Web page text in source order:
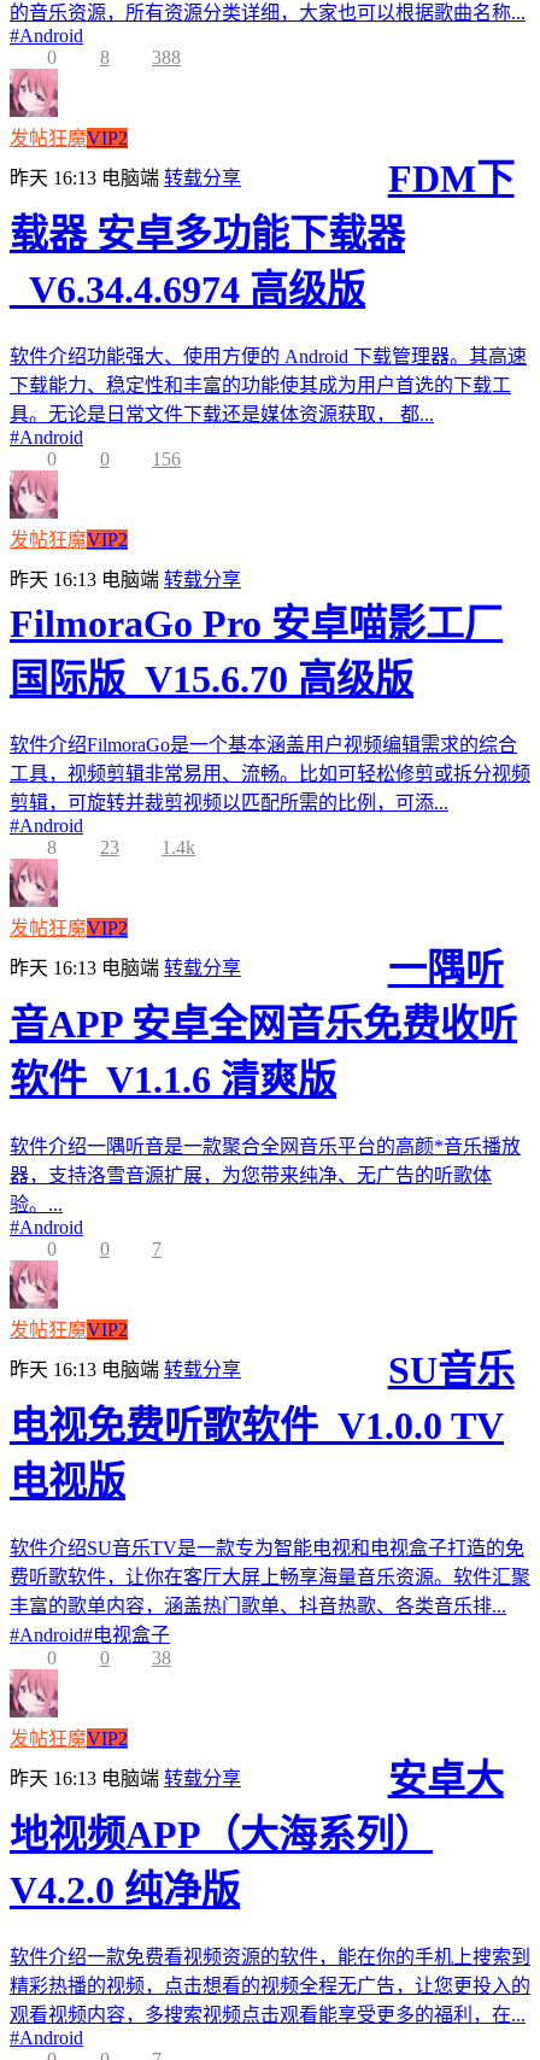
的音乐资源，所有资源分类详细，大家也可以根据歌曲名称...
#Android
0
8 388
发帖狂魔VIP2
昨天 16:13 电脑端 转载分享
FDM下
载器 安卓多功能下载器
_V6.34.4.6974 高级版
软件介绍功能强大、使用方便的 Android 下载管理器。其高速
下载能力、稳定性和丰富的功能使其成为用户首选的下载工
具。无论是日常文件下载还是媒体资源获取， 都...
#Android
0
0 156
发帖狂魔VIP2
昨天 16:13 电脑端 转载分享
FilmoraGo Pro 安卓喵影工厂
国际版_V15.6.70 高级版
软件介绍FilmoraGo是一个基本涵盖用户视频编辑需求的综合
工具，视频剪辑非常易用、流畅。比如可轻松修剪或拆分视频
剪辑，可旋转并裁剪视频以匹配所需的比例，可添...
#Android
8
23 1.4k
发帖狂魔VIP2
昨天 16:13 电脑端 转载分享
一隅听
音APP 安卓全网音乐免费收听
软件_V1.1.6 清爽版
软件介绍一隅听音是一款聚合全网音乐平台的高颜*音乐播放
器，支持洛雪音源扩展，为您带来纯净、无广告的听歌体
验。...
#Android
0
0 7
发帖狂魔VIP2
昨天 16:13 电脑端 转载分享
SU音乐
电视免费听歌软件_V1.0.0 TV
电视版
软件介绍SU音乐TV是一款专为智能电视和电视盒子打造的免
费听歌软件，让你在客厅大屏上畅享海量音乐资源。软件汇聚
丰富的歌单内容，涵盖热门歌单、抖音热歌、各类音乐排...
#Android#电视盒子
0
0 38
发帖狂魔VIP2
昨天 16:13 电脑端 转载分享
安卓大
地视频APP（大海系列）
V4.2.0 纯净版
软件介绍一款免费看视频资源的软件，能在你的手机上搜索到
精彩热播的视频，点击想看的视频全程无广告，让您更投入的
观看视频内容，多搜索视频点击观看能享受更多的福利，在...
#Android